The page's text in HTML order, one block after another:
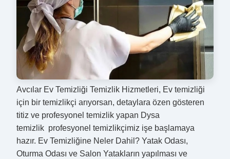
Avcılar Ev Temizliği Temizlik Hizmetleri, Ev temizliği
için bir temizlikçi arıyorsan, detaylara özen gösteren
titiz ve profesyonel temizlik yapan Dysa
temizlik profesyonel temizlikçimiz işe başlamaya
hazır. Ev Temizliğine Neler Dahil? Yatak Odası,
Oturma Odası ve Salon Yatakların yapılması ve